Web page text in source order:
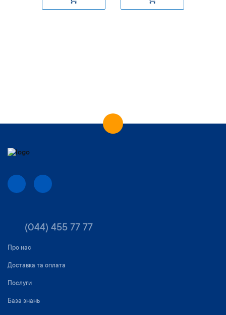
(044) 455 77 77
Про нас
Доставка та оплата
Послуги
База знань